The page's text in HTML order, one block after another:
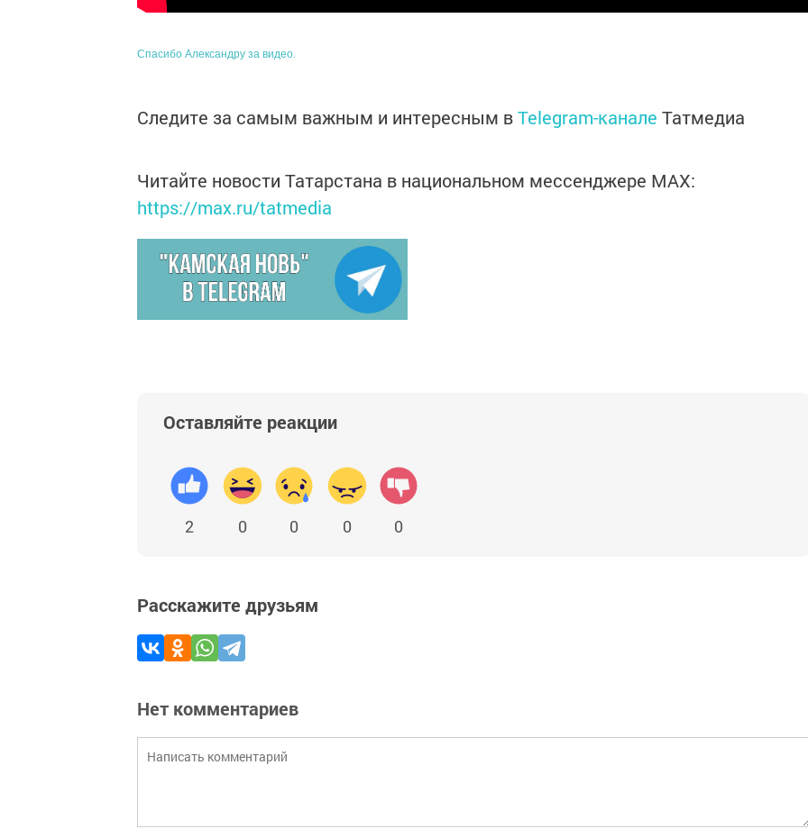
Спасибо Александру за видео.
Следите за самым важным и интересным вTelegram-канале Татмедиа
Читайте новости Татарстана в национальном мессенджере MАХ:
https://max.ru/tatmedia
Оставляйте реакции
2 0 0 0 0
Расскажите друзьям
Нет комментариев